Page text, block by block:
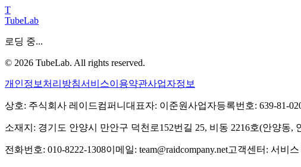
T
TubeLab
로딩 중...
© 2026 TubeLab. All rights reserved.
개인정보처리방침서비스이용약관사업자정보
상호: 주식회사 레이드컴퍼니 대표자: 이준원사업자등록번호: 639-81-
소재지: 경기도 안양시 만안구 덕천로152번길 25, 비동 2216호(안양동,
전화번호: 010-8222-1308이메일: team@raidcompany.net고객센터: 서비